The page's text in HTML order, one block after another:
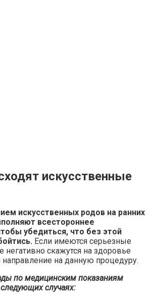
искусственные
искусственных родов на ранних
всестороннее
убедиться, что без этой
Если имеются серьезные
скажутся на здоровье
направление на данную процедуру.
по медицинским показаниям
случаях: